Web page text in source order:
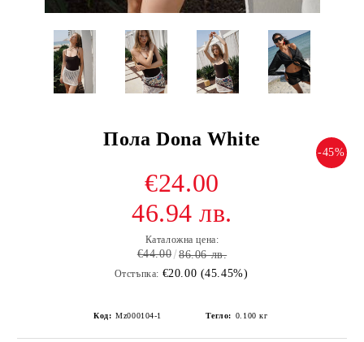
Пола Dona White
-45%
€24.00
46.94 лв.
Каталожна цена:
€44.00 86.06 лв.
Отстъпка: €20.00 (45.45%)
Код: Mz000104-1 Тегло: 0.100 кг